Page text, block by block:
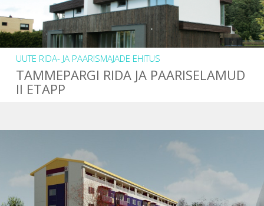
UUTE RIDA- JA PAARISMAJADE EHITUS
TAMMEPARGI RIDA JA PAARISELAMUD
II ETAPP